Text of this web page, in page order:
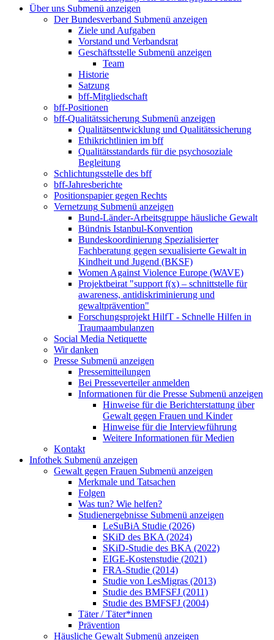
Über uns Submenü anzeigen
Der Bundesverband Submenü anzeigen
Ziele und Aufgaben
Vorstand und Verbandsrat
Geschäftsstelle Submenü anzeigen
Team
Historie
Satzung
bff-Mitgliedschaft
bff-Positionen
bff-Qualitätssicherung Submenü anzeigen
Qualitätsentwicklung und Qualitätssicherung
Ethikrichtlinien im bff
Qualitätsstandards für die psychosoziale
Begleitung
Schlichtungsstelle des bff
bff-Jahresberichte
Positionspapier gegen Rechts
Vernetzung Submenü anzeigen
Bund-Länder-Arbeitsgruppe häusliche Gewalt
Bündnis Istanbul-Konvention
Bundeskoordinierung Spezialisierter
Fachberatung gegen sexualisierte Gewalt in
Kindheit und Jugend (BKSF)
Women Against Violence Europe (WAVE)
Projektbeirat "support f(x) – schnittstelle für
awareness, antidiskriminierung und
gewaltprävention"
Forschungsprojekt HilfT - Schnelle Hilfen in
Traumaambulanzen
Social Media Netiquette
Wir danken
Presse Submenü anzeigen
Pressemitteilungen
Bei Presseverteiler anmelden
Informationen für die Presse Submenü anzeigen
Hinweise für die Berichterstattung über
Gewalt gegen Frauen und Kinder
Hinweise für die Interviewführung
Weitere Informationen für Medien
Kontakt
Infothek Submenü anzeigen
Gewalt gegen Frauen Submenü anzeigen
Merkmale und Tatsachen
Folgen
Was tun? Wie helfen?
Studienergebnisse Submenü anzeigen
LeSuBiA Studie (2026)
SKiD des BKA (2024)
SKiD-Studie des BKA (2022)
EIGE-Kostenstudie (2021)
FRA-Studie (2014)
Studie von LesMigras (2013)
Studie des BMFSFJ (2011)
Studie des BMFSFJ (2004)
Täter / Täter*innen
Prävention
Häusliche Gewalt Submenü anzeigen